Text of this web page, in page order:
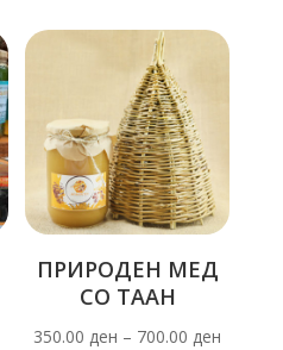
ПРИРОДЕН МЕД
СО ТААН
350.00ден – 700.00ден